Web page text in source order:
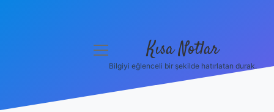
menüyü
Kısa Notlar
Bilgiyi eğlenceli bir şekilde hatırlatan durak.